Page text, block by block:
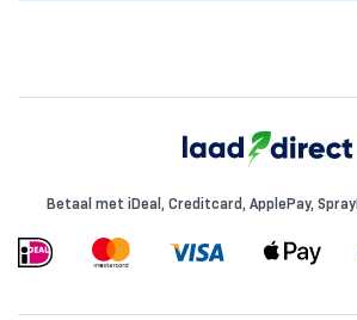
Betaal met iDeal, Creditcard, ApplePay,